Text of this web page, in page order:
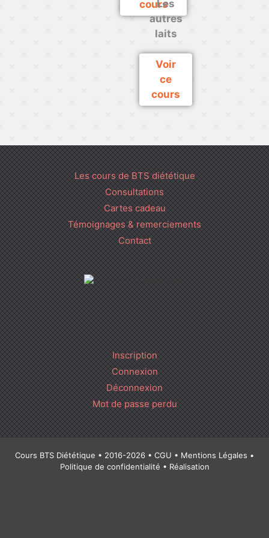
cours
Les
autres
laits
Voir
ce
cours
Les cours de BTS diététique
Consultations
Cartes cadeau
Témoignages & remerciements
Contact
Inscription
Connexion
Déconnexion
Mot de passe perdu
Cours BTS Diététique • 2016-2026 • CGU • Mentions Légales •
Politique de confidentialité • Réalisation